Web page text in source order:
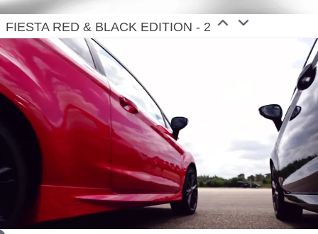
FIESTA RED & BLACK EDITION - 2